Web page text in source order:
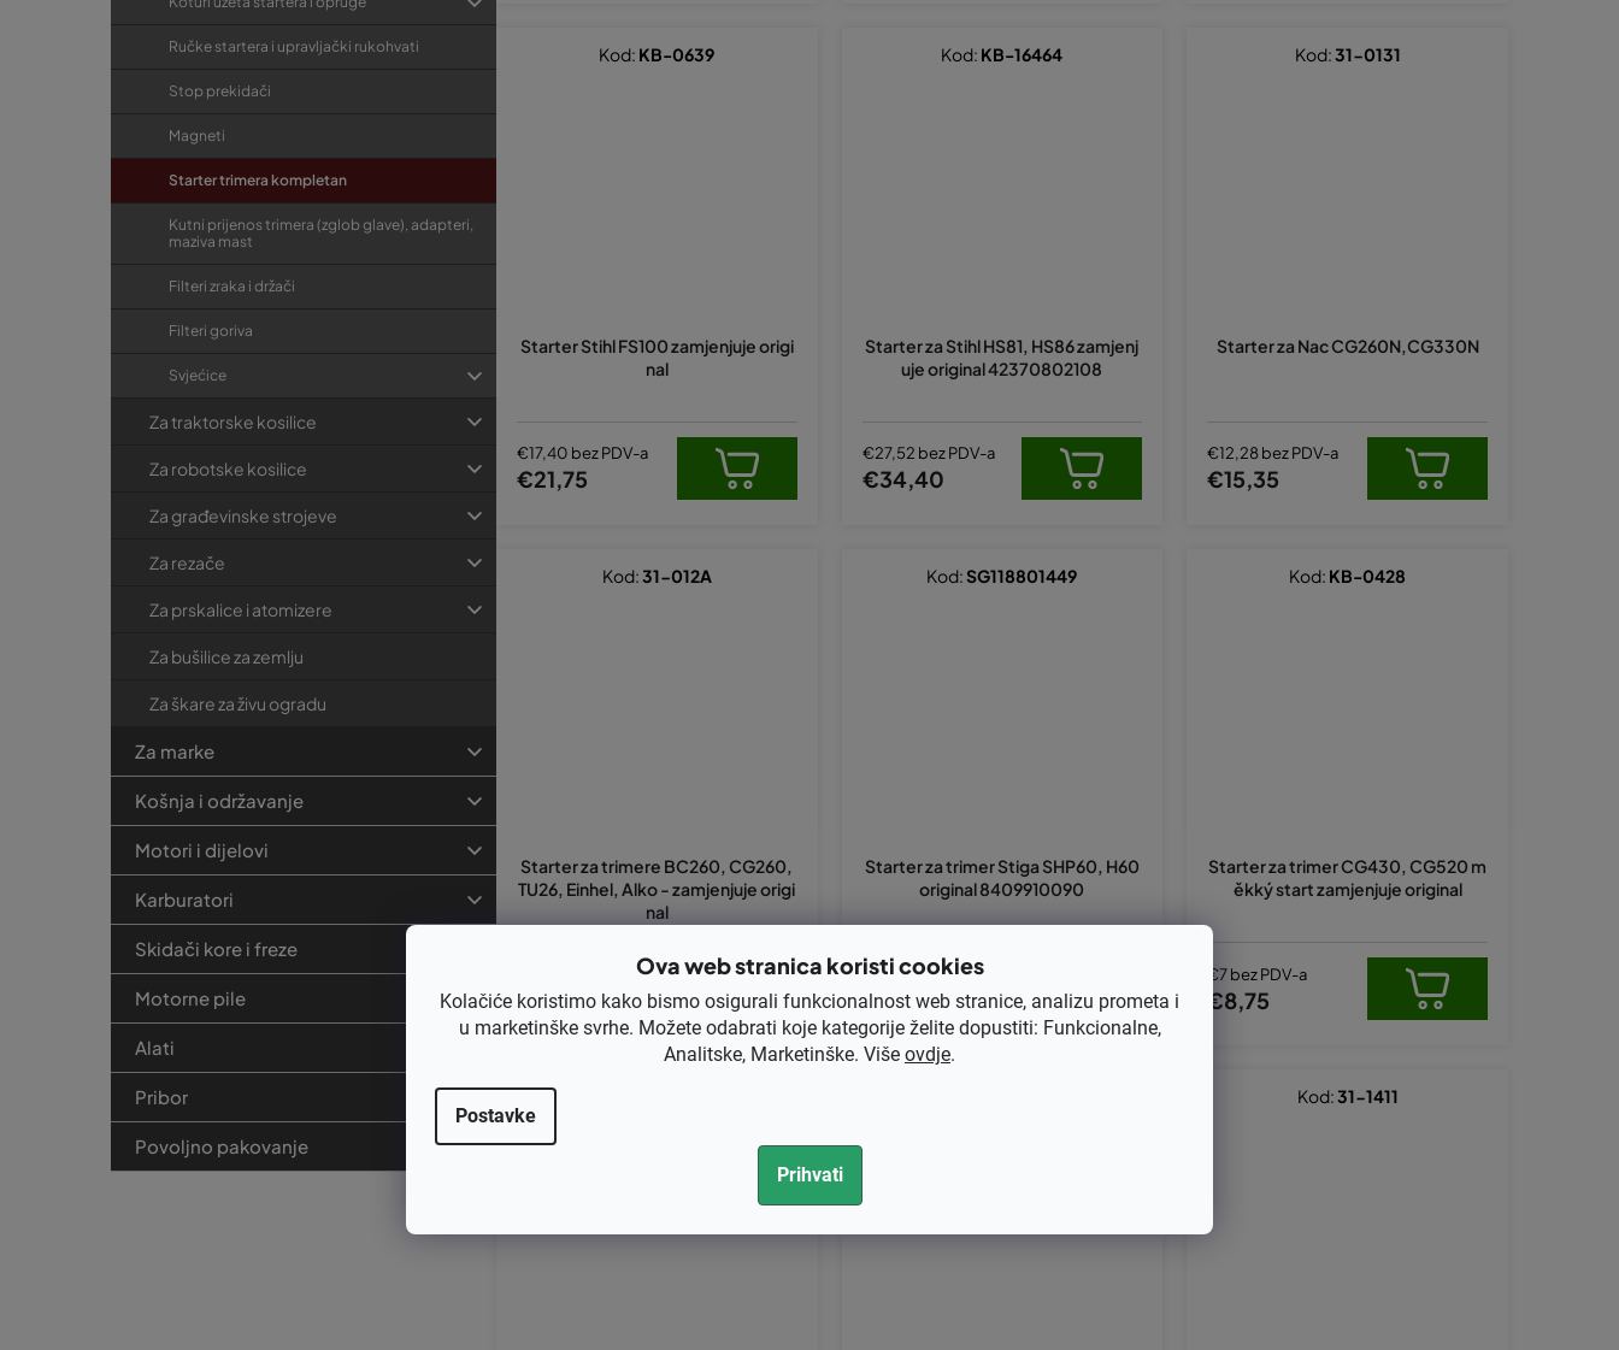
Ova web stranica koristi cookies
Kolačiće koristimo kako bismo osigurali funkcionalnost web stranice, analizu prometa i
u marketinške svrhe. Možete odabrati koje kategorije želite dopustiti: Funkcionalne,
Analitske, Marketinške. Više ovdje.
Postavke
Prihvati
Ručke startera i upravljački rukohvati
Stop prekidači
Magneti
Starter trimera kompletan
Kutni prijenos trimera (zglob glave), adapteri,
maziva mast
Filteri zraka i držači
Filteri goriva
Svjećice
Za traktorske kosilice
Za robotske kosilice
Za građevinske strojeve
Za rezače
Za prskalice i atomizere
Za bušilice za zemlju
Za škare za živu ogradu
Za marke
Košnja i održavanje
Motori i dijelovi
Karburatori
Skidači kore i freze
Motorne pile
Alati
Pribor
Povoljno pakovanje
Starter Stihl FS100 zamjenjuje origi
nal
€17,40 bez PDV-a
€21,75
Kod: KB-0639
Starter za Stihl HS81, HS86 zamjenj
uje original 42370802108
€27,52 bez PDV-a
€34,40
Kod: KB-16464
Starter za Nac CG260N,CG330N
€12,28 bez PDV-a
€15,35
Kod:31-0131
Starter za trimere BC260, CG260,
TU26, Einhel, Alko - zamjenjuje origi
nal
€7,40 bez PDV-a
€9,25
Kod:31-012A
Starter za trimer Stiga SHP60, H60
original 8409910090
€13,76 bez PDV-a
€17,20
Kod:SG118801449
Starter za trimer CG430, CG520 m
ěkký start zamjenjuje original
€7 bez PDV-a
€8,75
Kod: KB-0428
Kod:31-1411